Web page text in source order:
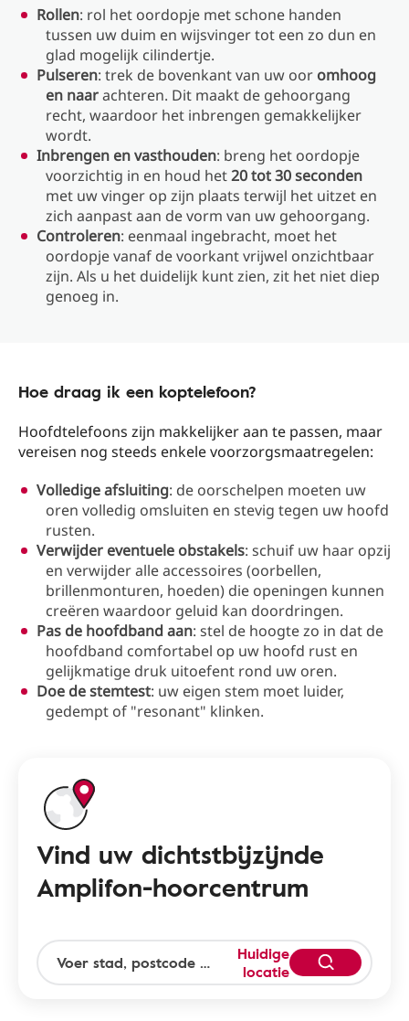
Rollen: rol het oordopje met schone handen
tussen uw duim en wijsvinger tot een zo dun en
glad mogelijk cilindertje.
Pulseren: trek de bovenkant van uw oor omhoog
en naarachteren. Dit maakt de gehoorgang
recht, waardoor het inbrengen gemakkelijker
wordt.
Inbrengen en vasthouden: breng het oordopje
voorzichtig in en houd het20 tot 30 seconden
met uw vinger op zijn plaats terwijl het uitzet en
zich aanpast aan de vorm van uw gehoorgang.
Controleren: eenmaal ingebracht, moet het
oordopje vanaf de voorkant vrijwel onzichtbaar
zijn. Als u het duidelijk kunt zien, zit het niet diep
genoeg in.
Hoe draag ik een koptelefoon?
Hoofdtelefoons zijn makkelijker aan te passen, maar
vereisen nog steeds enkele voorzorgsmaatregelen:
Volledige afsluiting: de oorschelpen moeten uw
oren volledig omsluiten en stevig tegen uw hoofd
rusten.
Verwijder eventuele obstakels: schuif uw haar opzij
en verwijder alle accessoires (oorbellen,
brillenmonturen, hoeden) die openingen kunnen
creëren waardoor geluid kan doordringen.
Pas de hoofdband aan: stel de hoogte zo in dat de
hoofdband comfortabel op uw hoofd rust en
gelijkmatige druk uitoefent rond uw oren.
Doe de stemtest: uw eigen stem moet luider,
gedempt of "resonant" klinken.
Vind uw dichtstbijzijnde
Amplifon-hoorcentrum
Huidige
locatie